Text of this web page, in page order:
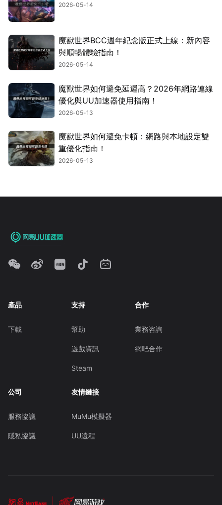
2026-05-14
魔獸世界BCC週年紀念版正式上線：新內容
與順暢體驗指南！
2026-05-14
魔獸世界如何避免延遲高？2026年網路連線
優化與UU加速器使用指南！
2026-05-13
魔獸世界如何避免卡頓：網路與本地設定雙
重優化指南！
2026-05-13
產品
下載
支持
幫助
遊戲資訊
Steam
合作
業務咨詢
網吧合作
公司
服務協議
隱私協議
友情鏈接
MuMu模擬器
UU遠程